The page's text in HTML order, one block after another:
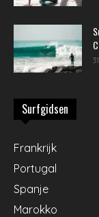
Surfgidsen
Frankrijk
Portugal
Spanje
Marokko